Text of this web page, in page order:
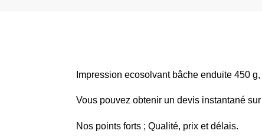
Impression ecosolvant bâche enduite 450
Vous pouvez obtenir un devis instantané
Nos points forts ; Qualité, prix et délais.